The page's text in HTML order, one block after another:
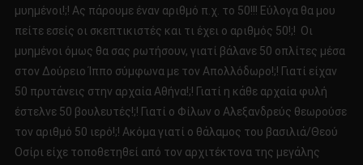
μυημένοι!;! Ας πάρουμε έναν αριθμό π.χ. το 50!!! Εύλογα θα μου
πείτε εσείς οι σκεπτικιστές και τι έχει ο αριθμός 50!;! Οι
μυημένοι όμως θα σας ρωτήσουν, γιατί βάλανε 50 οπλίτες μέσα
στον Δούρειο Ίππο σύμφωνα με τον Απολλόδωρο!;! Γιατί είχαν
50 πρυτάνεις στην αρχαία Αθήνα!;! Γιατί η κάθε αρχαία φυλή
έστελνε 50 βουλευτές!;! Γιατί ο Φίλων ο Αλεξανδρεύς θεωρούσε
τον αριθμό 50 ιερό!;! Ακόμα γιατί ο θάλαμος του βασιλιά/Θεού
Οσίρι είχε τοποθετηθεί από τον αρχιτέκτονα της μεγάλης